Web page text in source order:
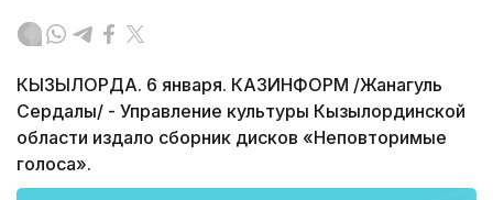
КЫЗЫЛОРДА. 6 января. КАЗИНФОРМ /Жанагуль
Сердалы/ - Управление культуры Кызылординской
области издало сборник дисков «Неповторимые
голоса».